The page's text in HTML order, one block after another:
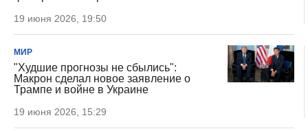
19 июня 2026, 19:50
МИР
"Худшие прогнозы не сбылись":
Макрон сделал новое заявление о
Трампе и войне в Украине
19 июня 2026, 15:29